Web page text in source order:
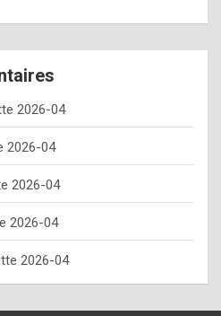
e
y
o
u
s
h
o
2026-04
2026-04
2026-04
2026-04
2026-04